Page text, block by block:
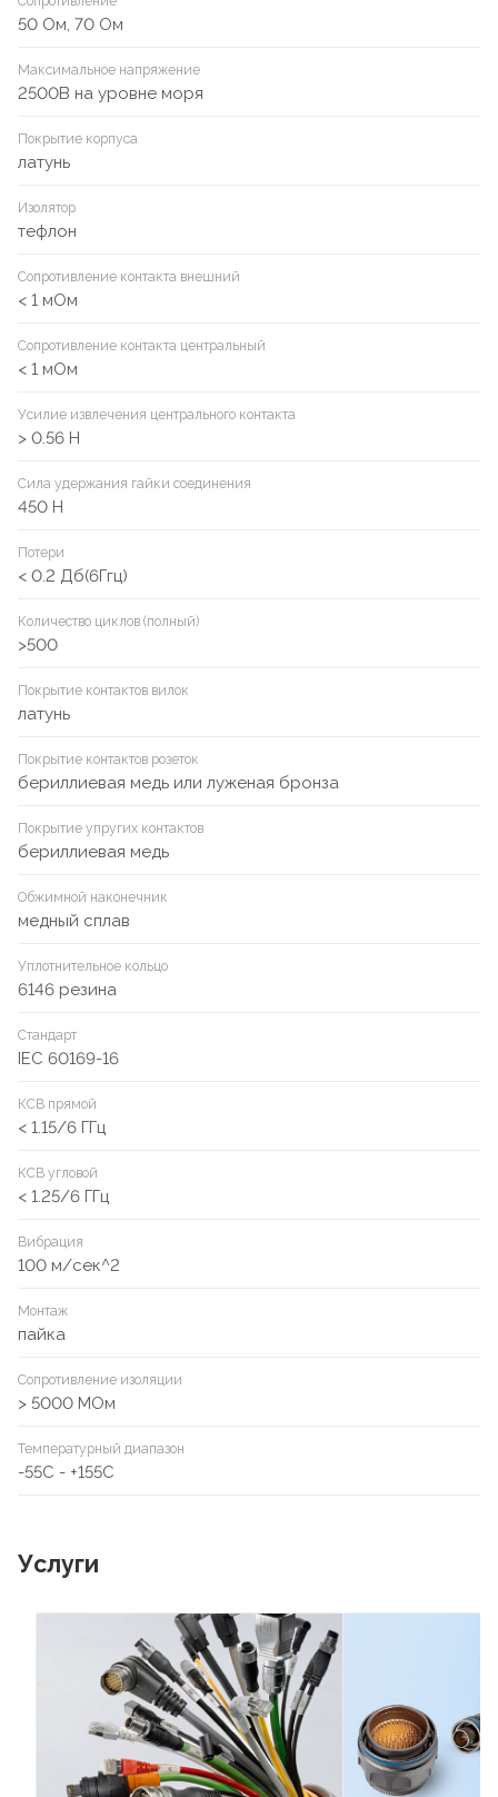
50 Ом, 70 Ом
Максимальное напряжение
2500В на уровне моря
Покрытие корпуса
латунь
Изолятор
тефлон
Сопротивление контакта внешний
< 1 мОм
Сопротивление контакта центральный
< 1 мОм
Усилие извлечения центрального контакта
> 0.56 Н
Сила удержания гайки соединения
450 Н
Потери
< 0.2 Дб(6Ггц)
Количество циклов (полный)
>500
Покрытие контактов вилок
латунь
Покрытие контактов розеток
бериллиевая медь или луженая бронза
Покрытие упругих контактов
бериллиевая медь
Обжимной наконечник
медный сплав
Уплотнительное кольцо
6146 резина
Стандарт
IEC 60169-16
КСВ прямой
< 1.15/6 ГГц
КСВ угловой
< 1.25/6 ГГц
Вибрация
100 м/сек^2
Монтаж
пайка
Сопротивление изоляции
> 5000 МОм
Температурный диапазон
-55C - +155C
Услуги